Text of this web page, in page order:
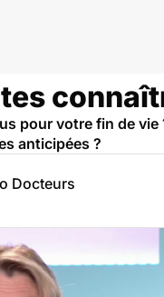
pour votre fin de
anticipées ?
Docteurs